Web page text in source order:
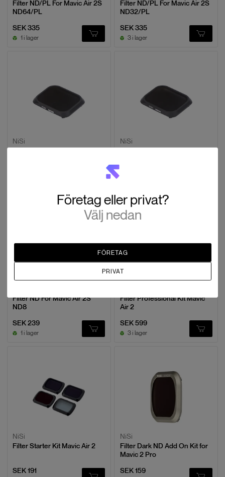
Filter ND/PL For Mavic Air 2S
ND64/PL
SEK 335
1 i lager
Filter ND/PL For Mavic Air 2S
ND32/PL
SEK 335
3 i lager
NiSi
NiSi
Filter ND For Mavic Air 2S
ND8
SEK 239
1 i lager
Filter Professional Kit Mavic
Air 2
SEK 599
3 i lager
NiSi
Filter Starter Kit Mavic Air 2
SEK 191
NiSi
Filter Dark ND Add On Kit for
Mavic 2 Pro
SEK 159
Företag eller privat?
Välj nedan
FÖRETAG
PRIVAT